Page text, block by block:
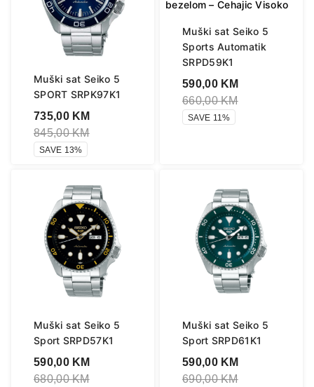
Muški sat Seiko 5
SPORT SRPK97K1
735,00 KM
845,00KM
SAVE 13%
Muški sat Seiko 5
Sports Automatik
SRPD59K1
590,00 KM
660,00KM
SAVE 11%
Muški sat Seiko 5
Sport SRPD57K1
590,00 KM
680,00KM
Muški sat Seiko 5
Sport SRPD61K1
590,00 KM
690,00KM